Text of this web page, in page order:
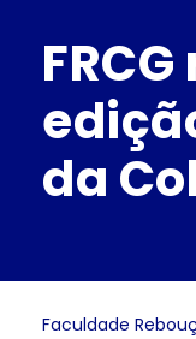
da
Faculdade